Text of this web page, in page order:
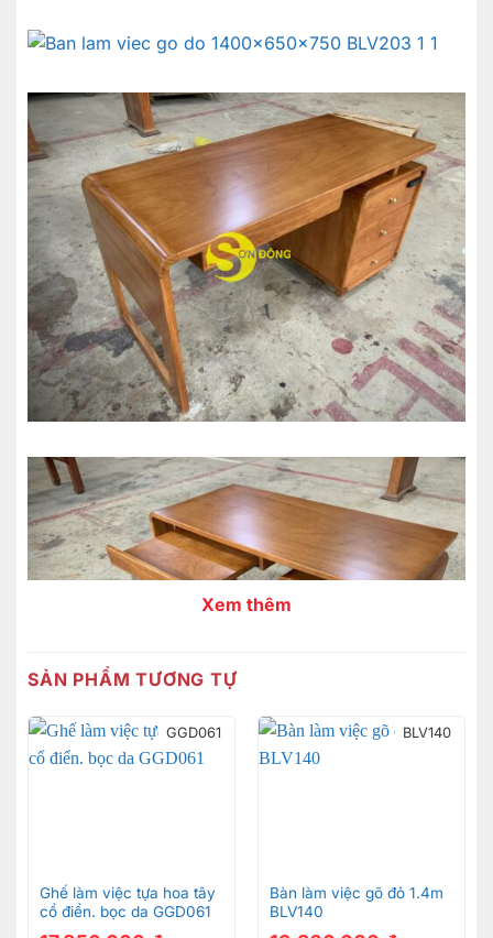
Xem thêm
SẢN PHẨM TƯƠNG TỰ
GGD061
Ghế làm việc tựa hoa tây
cổ điển. bọc da GGD061
BLV140
Bàn làm việc gõ đỏ 1.4m
BLV140